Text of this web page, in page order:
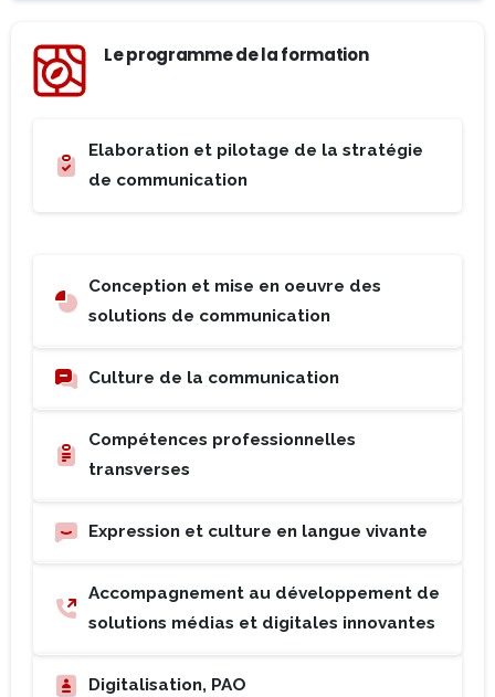
Le programme de la formation
Elaboration et pilotage de la stratégie
de communication
Conception et mise en oeuvre des
solutions de communication
Culture de la communication
Compétences professionnelles
transverses
Expression et culture en langue vivante
Accompagnement au développement de
solutions médias et digitales innovantes
Digitalisation, PAO